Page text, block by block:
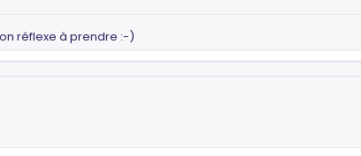
réflexe à prendre :-)